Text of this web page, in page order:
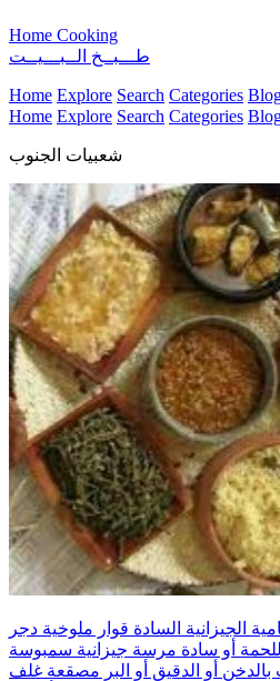
Home Cooking
طـــبــخ الــبـــيــت
Home Explore Search Categories
Home Explore Search Categories
شعبيات الجنوب
الجيزانية السادة قوار ملوخية دجر
أو سادة مرسة جيزانية سمبوسة
بالدخن أو الدقيق أو البر مصقعة غلف